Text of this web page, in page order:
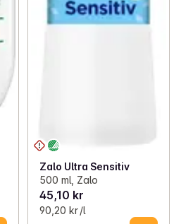
Zalo Ultra Sensitiv
500 ml, Zalo
45,10 kr
90,20 kr /l